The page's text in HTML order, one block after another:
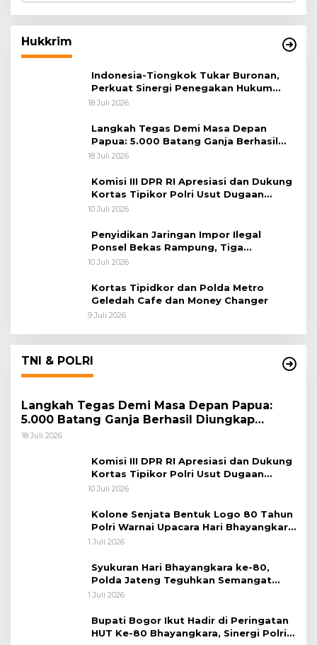
Hukkrim
Indonesia-Tiongkok Tukar Buronan,
Perkuat Sinergi Penegakan Hukum
Lintas Negara
18 Juli 2026
Langkah Tegas Demi Masa Depan
Papua: 5.000 Batang Ganja Berhasil
Diungkap Koops TNI Habema
18 Juli 2026
Komisi III DPR RI Apresiasi dan Dukung
Kortas Tipikor Polri Usut Dugaan
Korupsi Batu Bara
10 Juli 2026
Penyidikan Jaringan Impor Ilegal
Ponsel Bekas Rampung, Tiga
Tersangka Sudah P-21 dan Satu Buron
10 Juli 2026
Kortas Tipidkor dan Polda Metro
Geledah Cafe dan Money Changer
9 Juli 2026
TNI & POLRI
Langkah Tegas Demi Masa Depan Papua:
5.000 Batang Ganja Berhasil Diungkap
Koops TNI Habema
18 Juli 2026
Komisi III DPR RI Apresiasi dan Dukung
Kortas Tipikor Polri Usut Dugaan
Korupsi Batu Bara
10 Juli 2026
Kolone Senjata Bentuk Logo 80 Tahun
Polri Warnai Upacara Hari Bhayangkara
ke-80
1 Juli 2026
Syukuran Hari Bhayangkara ke-80,
Polda Jateng Teguhkan Semangat
Pengabdian dan Pererat Kebersamaan
1 Juli 2026
Bupati Bogor Ikut Hadir di Peringatan
HUT Ke-80 Bhayangkara, Sinergi Polri